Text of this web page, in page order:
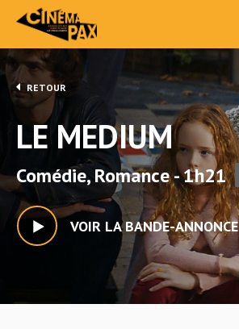
RETOUR
LE MEDIUM
Comédie, Romance - 1h21
VOIR LA BANDE-ANNONCE